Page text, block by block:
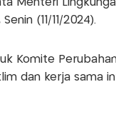
Menteri
(11/11/2024).
Komite
dan kerja sama